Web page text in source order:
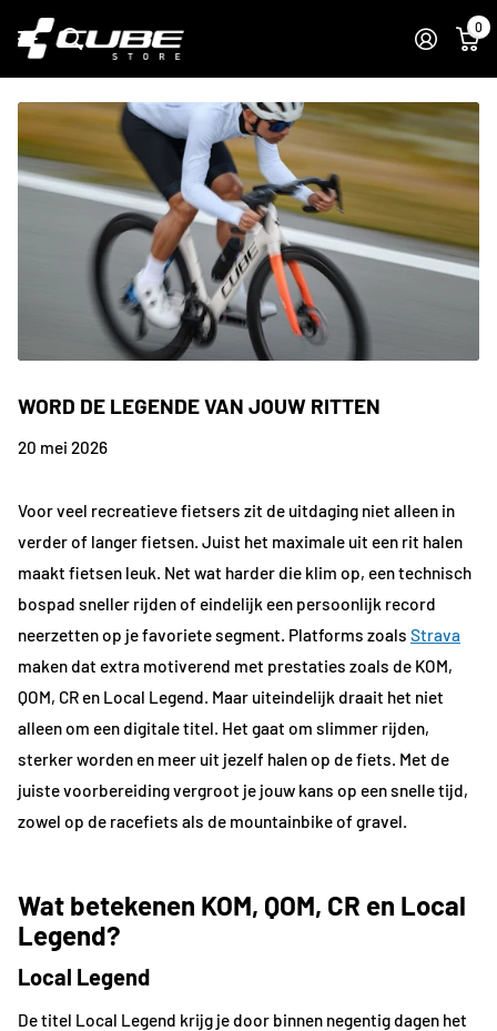
0
WORD DE LEGENDE VAN JOUW RITTEN
20 mei 2026
Voor veel recreatieve fietsers zit de uitdaging niet alleen in
verder of langer fietsen. Juist het maximale uit een rit halen
maakt fietsen leuk. Net wat harder die klim op, een technisch
bospad sneller rijden of eindelijk een persoonlijk record
neerzetten op je favoriete segment. Platforms zoals Strava
maken dat extra motiverend met prestaties zoals de KOM,
QOM, CR en Local Legend. Maar uiteindelijk draait het niet
alleen om een digitale titel. Het gaat om slimmer rijden,
sterker worden en meer uit jezelf halen op de fiets. Met de
juiste voorbereiding vergroot je jouw kans op een snelle tijd,
zowel op de racefiets als de mountainbike of gravel.
Wat betekenen KOM, QOM, CR en Local
Legend?
Local Legend
De titel Local Legend krijg je door binnen negentig dagen het